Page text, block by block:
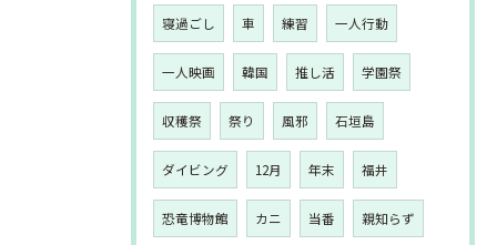
寝過ごし 車 練習 一人行動
一人映画 韓国 推し活 学園祭
収穫祭 祭り 風邪 石垣島
ダイビング 12月 年末 福井
恐竜博物館 カニ 当番 親知らず